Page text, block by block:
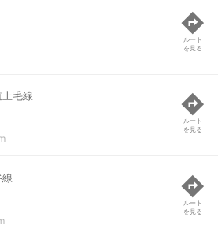
ルート
を見る
毛線
ルート
を見る
ルート
を見る